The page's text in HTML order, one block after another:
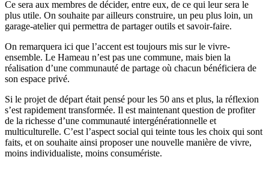
Ce sera aux membres de décider, entre eux, de ce qui leur sera le
plus utile. On souhaite par ailleurs construire, un peu plus loin, un
garage-atelier qui permettra de partager outils et savoir-faire.
On remarquera ici que l’accent est toujours mis sur le vivre-
ensemble. Le Hameau n’est pas une commune, mais bien la
réalisation d’une communauté de partage où chacun bénéficiera de
son espace privé.
Si le projet de départ était pensé pour les 50 ans et plus, la réflexion
s’est rapidement transformée. Il est maintenant question de profiter
de la richesse d’une communauté intergénérationnelle et
multiculturelle. C’est l’aspect social qui teinte tous les choix qui sont
faits, et on souhaite ainsi proposer une nouvelle manière de vivre,
moins individualiste, moins consumériste.